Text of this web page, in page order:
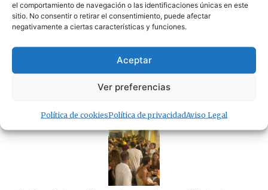
el comportamiento de navegación o las identificaciones únicas en este
sitio. No consentir o retirar el consentimiento, puede afectar
negativamente a ciertas características y funciones.
Aceptar
Ver preferencias
Política de cookiesPolítica de privacidadAviso Legal
La Policía Local de Tarifa rechaza que la APBA se
desvincule del caos fuera del puerto